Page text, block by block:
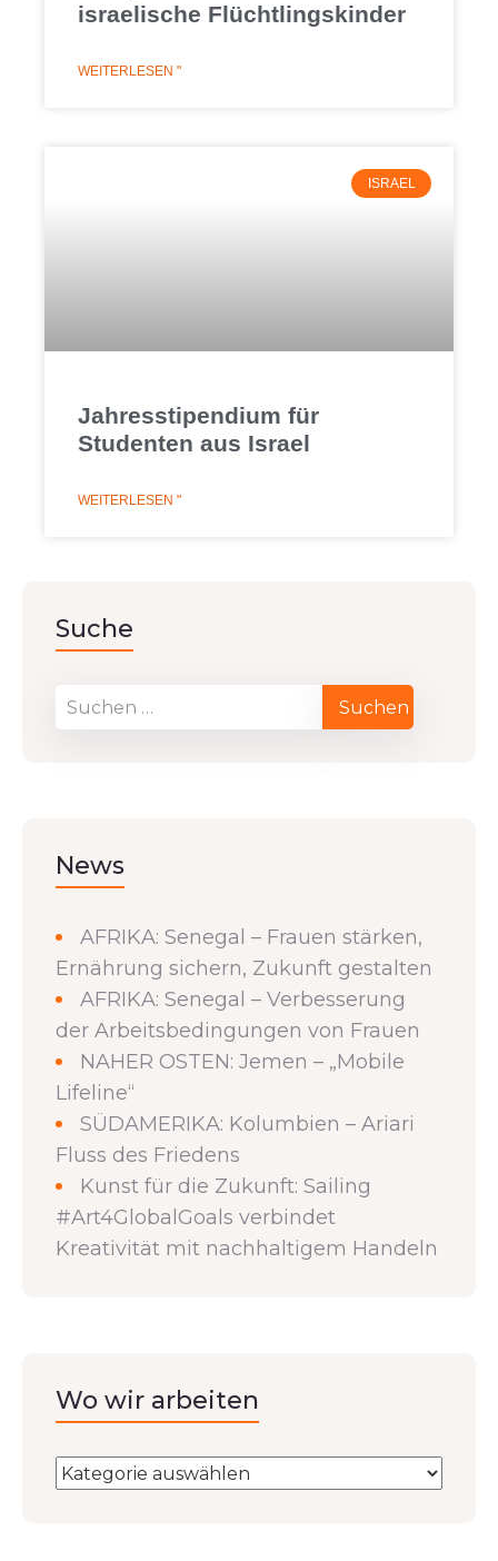
israelische Flüchtlingskinder
WEITERLESEN "
ISRAEL
Jahresstipendium für
Studenten aus Israel
WEITERLESEN "
Suche
News
AFRIKA: Senegal – Frauen stärken,
Ernährung sichern, Zukunft gestalten
AFRIKA: Senegal – Verbesserung
der Arbeitsbedingungen von Frauen
NAHER OSTEN: Jemen – „Mobile
Lifeline“
SÜDAMERIKA: Kolumbien – Ariari
Fluss des Friedens
Kunst für die Zukunft: Sailing
#Art4GlobalGoals verbindet
Kreativität mit nachhaltigem Handeln
Wo wir arbeiten